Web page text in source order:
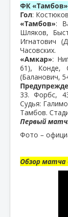
ФК
Гол:
«Тамбов»:
Шляков,
Игнатович
Часовских.
«Амкар»:
61), Конде,
(Баланович,
33. Форбс,
Судья:
Тамбов.
Первый
Фото –
Обзор матча